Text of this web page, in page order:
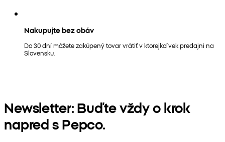
Nakupujte bez obáv
Do 30 dní môžete zakúpený tovar vrátiť v ktorejkoľvek predajni na
Slovensku.
Newsletter: Buďte vždy o krok
napred s Pepco.